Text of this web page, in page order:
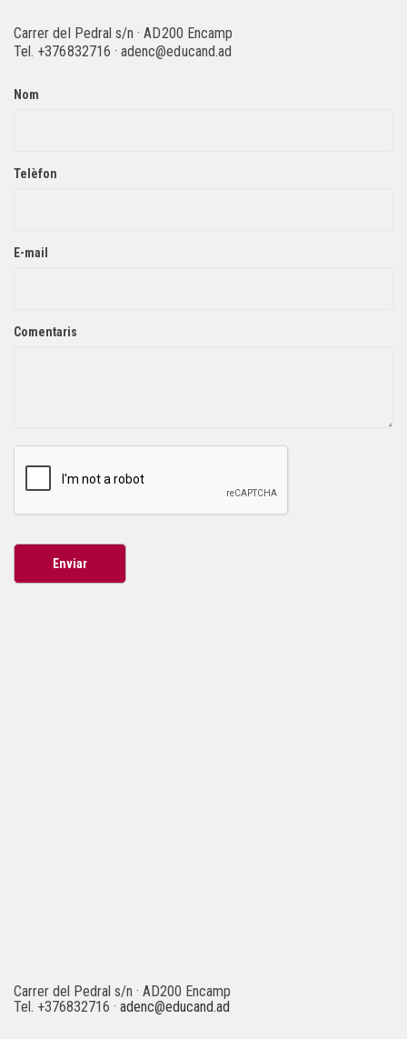
Carrer del Pedral s/n · AD200 Encamp
Tel. +376832716 · adenc@educand.ad
Nom
Telèfon
E-mail
Comentaris
Carrer del Pedral s/n · AD200 Encamp
Tel. +376832716 · adenc@educand.ad